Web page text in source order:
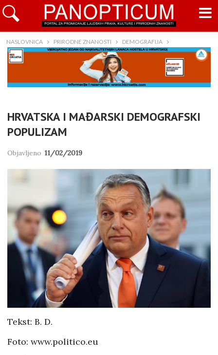
NASLOVNICA PRIRODNE ZNANOSTI DEMOGRAFIJA
HRVATSKA I MAĐARSKI DEMOGRAFSKI
POPULIZAM
Objavljeno 11/02/2019
Tekst: B. D.
Foto: www.politico.eu